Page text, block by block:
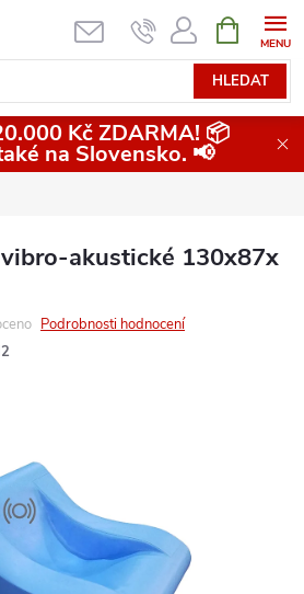
HLEDAT
NÁKUPNÍ
KOŠÍK
Kč ZDARMA! 📦
na Slovensko. 📢
akustické 130x87x
Podrobnosti hodnocení